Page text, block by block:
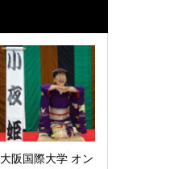
大阪国際大学 オン